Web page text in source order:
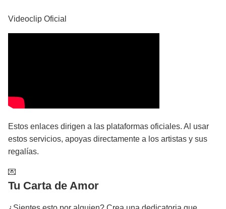
Videoclip Oficial
Estos enlaces dirigen a las plataformas oficiales. Al usar
estos servicios, apoyas directamente a los artistas y sus
regalías.
💌
Tu Carta de Amor